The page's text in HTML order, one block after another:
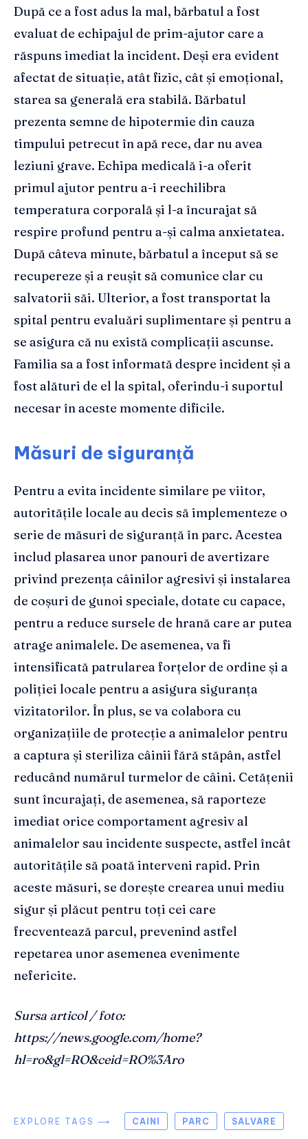
După ce a fost adus la mal, bărbatul a fost
evaluat de echipajul de prim-ajutor care a
răspuns imediat la incident. Deși era evident
afectat de situație, atât fizic, cât și emoțional,
starea sa generală era stabilă. Bărbatul
prezenta semne de hipotermie din cauza
timpului petrecut în apă rece, dar nu avea
leziuni grave. Echipa medicală i-a oferit
primul ajutor pentru a-i reechilibra
temperatura corporală și l-a încurajat să
respire profund pentru a-și calma anxietatea.
După câteva minute, bărbatul a început să se
recupereze și a reușit să comunice clar cu
salvatorii săi. Ulterior, a fost transportat la
spital pentru evaluări suplimentare și pentru a
se asigura că nu există complicații ascunse.
Familia sa a fost informată despre incident și a
fost alături de el la spital, oferindu-i suportul
necesar în aceste momente dificile.
Măsuri de siguranță
Pentru a evita incidente similare pe viitor,
autoritățile locale au decis să implementeze o
serie de măsuri de siguranță în parc. Acestea
includ plasarea unor panouri de avertizare
privind prezența câinilor agresivi și instalarea
de coșuri de gunoi speciale, dotate cu capace,
pentru a reduce sursele de hrană care ar putea
atrage animalele. De asemenea, va fi
intensificată patrularea forțelor de ordine și a
poliției locale pentru a asigura siguranța
vizitatorilor. În plus, se va colabora cu
organizațiile de protecție a animalelor pentru
a captura și steriliza câinii fără stăpân, astfel
reducând numărul turmelor de câini. Cetățenii
sunt încurajați, de asemenea, să raporteze
imediat orice comportament agresiv al
animalelor sau incidente suspecte, astfel încât
autoritățile să poată interveni rapid. Prin
aceste măsuri, se dorește crearea unui mediu
sigur și plăcut pentru toți cei care
frecventează parcul, prevenind astfel
repetarea unor asemenea evenimente
nefericite.
Sursa articol / foto:
https://news.google.com/home?
hl=ro&gl=RO&ceid=RO%3Aro
EXPLORE TAGS ⟶ CAINI PARC SALVARE